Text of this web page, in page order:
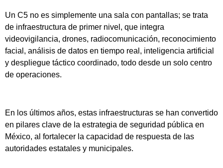
Un C5 no es simplemente una sala con pantallas; se trata
de infraestructura de primer nivel, que integra
videovigilancia, drones, radiocomunicación, reconocimiento
facial, análisis de datos en tiempo real, inteligencia artificial
y despliegue táctico coordinado, todo desde un solo centro
de operaciones.
En los últimos años, estas infraestructuras se han convertido
en pilares clave de la estrategia de seguridad pública en
México, al fortalecer la capacidad de respuesta de las
autoridades estatales y municipales.